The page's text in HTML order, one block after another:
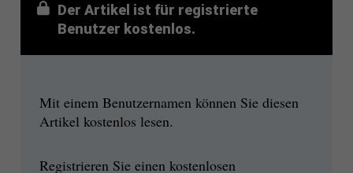
Der Artikel ist für registrierte
Benutzer kostenlos.
Mit einem Benutzernamen können Sie diesen
Artikel kostenlos lesen.
Registrieren Sie einen kostenlosen